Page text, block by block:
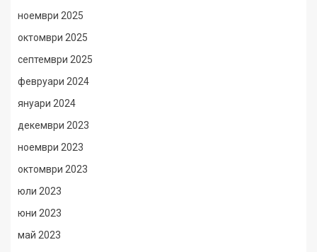
ноември 2025
октомври 2025
септември 2025
февруари 2024
януари 2024
декември 2023
ноември 2023
октомври 2023
юли 2023
юни 2023
май 2023